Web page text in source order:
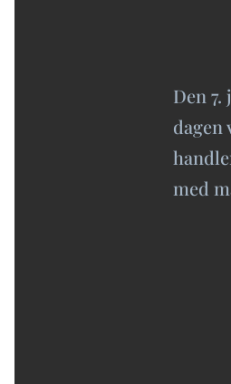
Den
dagen
med